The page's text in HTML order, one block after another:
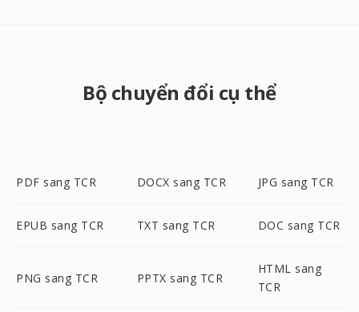
Bộ chuyển đổi cụ thể
PDF sang TCR DOCX sang TCR JPG sang TCR
EPUB sang TCR TXT sang TCR DOC sang TCR
PNG sang TCR PPTX sang TCR
HTML sang
TCR